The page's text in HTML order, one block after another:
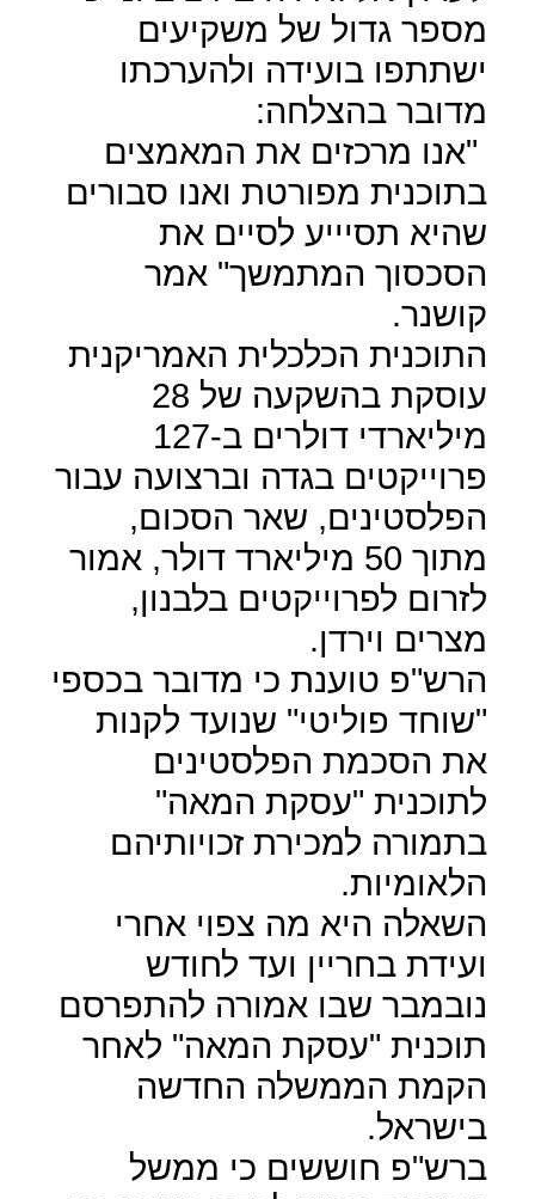
מספר גדול של משקיעים
ישתתפו בועידה ולהערכתו
מדובר בהצלחה:
"אנו מרכזים את המאמצים
בתוכנית מפורטת ואנו סבורים
שהיא תסיייע לסיים את
הסכסוך המתמשך" אמר
קושנר.
התוכנית הכלכלית האמריקנית
עוסקת בהשקעה של 28
מיליארדי דולרים ב-127
פרוייקטים בגדה וברצועה עבור
הפלסטינים, שאר הסכום,
מתוך 50 מיליארד דולר, אמור
לזרום לפרוייקטים בלבנון,
מצרים וירדן.
הרש"פ טוענת כי מדובר בכספי
"שוחד פוליטי" שנועד לקנות
את הסכמת הפלסטינים
לתוכנית "עסקת המאה"
בתמורה למכירת זכויותיהם
הלאומיות.
השאלה היא מה צפוי אחרי
ועידת בחריין ועד לחודש
נובמבר שבו אמורה להתפרסם
תוכנית "עסקת המאה" לאחר
הקמת הממשלה החדשה
בישראל.
ברש"פ חוששים כי ממשל